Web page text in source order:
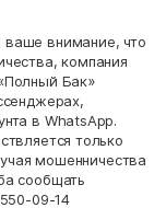
внимание, что
компания
Бак»
в WhatsApp.
только
мошенничества
сообщать
09-14